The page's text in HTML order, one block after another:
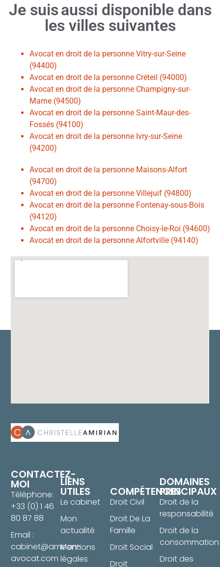
Je suisaussi disponible dans
les villes suivantes
Avocat en droit de la personne Vitry-sur-Seine
(94400)
Avocat en droit de la personne Créteil (94000)
Avocat en droit de la personne Champigny-sur-
Marne (94500)
Avocat en droit de la personne Saint-Maur-des-
Fossés (94100)
Avocat en droit de la personne Ivry-sur-Seine
(94200)
Avocat en droit de la personne Maisons-Alfort
(94700)
Avocat en droit de la personne Villejuif (94800)
Avocat en droit de la personne Fontenay-sous-Bois
(94120)
Avocat en droit de la personne Choisy-le-Roi (94600)
Avocat en droit de la personne Alfortville (94140)
CONTACTEZ-
MOI
Téléphone:
+33 (0) 1 46
80 87 88
Email :
cabinet@amirian-
avocat.com
LIENS
UTILES
Le cabinet
Mon
actualité
Mentions
légales
COMPÉTENCES
Droit Civil
Droit De La
Famille
Droit Social
Droit
DOMAINES
PRINCIPAUX
Droit de la
responsabilité
Droit de la
consommation
Droit des